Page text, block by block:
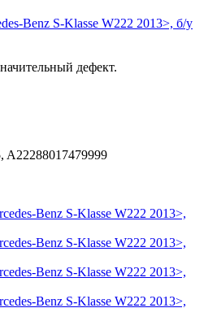
Benz S-Klasse W222 2013>, б/у
дефект.
A22288017479999